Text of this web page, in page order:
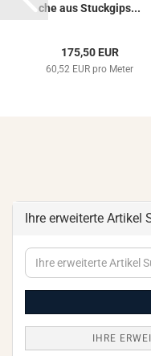
che aus Stuck­gips...
175,50 EUR
60,52 EUR pro Meter
Ihre erweiterte Artikel
Ihre
erweiterte
IHRE